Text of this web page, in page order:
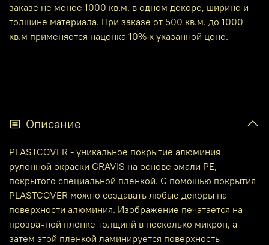
заказе не менее 1000 кв.м. в одном декоре, ширине и
толщине материала. При заказе от 500 кв.м. до 1000
кв.м применяется наценка 10% к указанной цене.
Описание
PLASTCOVER - уникальное покрытие алюминия
рулонной окраски GRAVIS на основе эмали РЕ,
покрытого специальной пленкой. С помощью покрытия
PLASTCOVER можно создавать любые декоры на
поверхности алюминия. Изображение печатается на
прозрачной пленке толщинй в несколько микрон, а
затем этой пленкой ламинируется поверхность